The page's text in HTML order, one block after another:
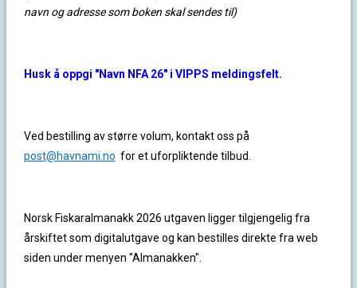
navn og adresse som boken skal sendes til)
Husk å oppgi "Navn NFA 26" i VIPPS meldingsfelt.
Ved bestilling av større volum, kontakt oss på
post@havnami.no for et uforpliktende tilbud.
Norsk Fiskaralmanakk 2026 utgaven ligger tilgjengelig fra
årskiftet som digitalutgave og kan bestilles direkte fra web
siden under menyen "Almanakken".